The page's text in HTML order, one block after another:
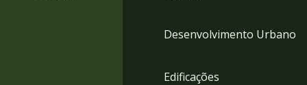
Desenvolvimento Urbano
Edificações